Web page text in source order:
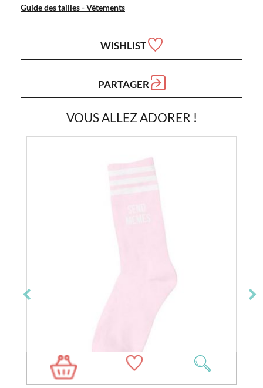
Guide des tailles - Vêtements
WISHLIST
PARTAGER
VOUS ALLEZ ADORER !